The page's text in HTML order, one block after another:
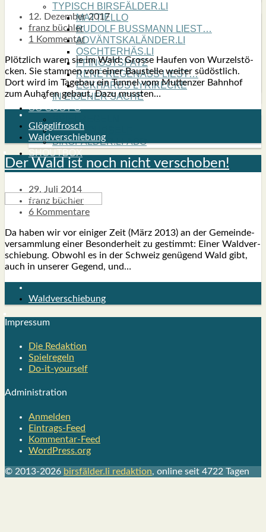
TYPISCH BIRSFÄLDER.LI
MATTIELLO
RUDOLF BUSS­MANN LIEST…
ADVÄNTSKALÄNDER.LI
OSCHTERHÄS.LI
PFINGST­SPATZ
RENÉ REGEN­ASS LIEST…
ECK­HARDS LYRIK­ECKE
IN EIGE­NER SACHE
SO GOOT’S
DO-IT-YOUR­S­ELF
BIRSFÄLDER.LI-ABO
SHOUT­BOX
12. Dezember 2017
franz büchler
1 Kommentar
Plötz­lich waren sie im Wald: Gros­se Hau­fen von Wur­zel­stö­
cken. Sie stam­men von einer Bau­stel­le wei­ter süd­öst­lich.
Dort wird im Tage­bau ein Tun­nel vom Mut­ten­zer Bahn­hof
zum Auha­fen gebaut. Dazu muss­ten…
Glögglifrosch
Waldverschiebung
Der Wald ist noch nicht ver­scho­ben!
29. Juli 2014
franz büchler
6 Kommentare
Da haben wir vor eini­ger Zeit (März 2013) an der Gemein­de­
ver­samm­lung einer Beson­der­heit zu gestimmt: Einer Wald­ver­
schie­bung. Obwohl es in der Schweiz genü­gend Wald gibt,
auch in unse­rer Gegend, und…
Waldverschiebung
Impres­sum
Die Redak­ti­on
Spiel­re­geln
Do-it-your­s­elf
Admi­nis­tra­ti­on
Anmelden
Eintrags-Feed
Kommentar-Feed
WordPress.org
© 2013-2026 birsfälder.li redaktion, online seit 4722 Tagen